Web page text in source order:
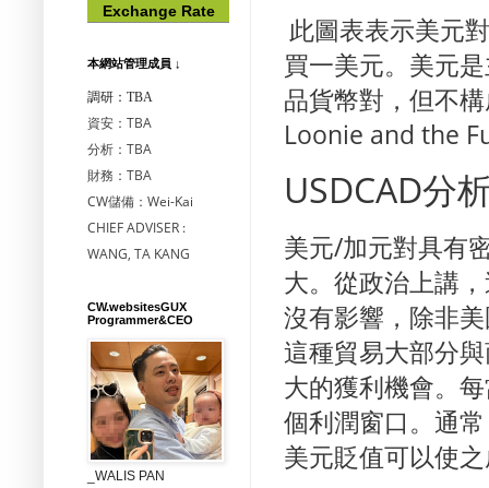
此圖表表示美元
買一美元。 美元
品貨幣對，但不
Loonie and the
USDCAD分
美元/加元對具有
大。 從政治上講
沒有影響，除非
這種貿易大部分
大的獲利機會。
個利潤窗口。 通
美元貶值可以使
Exchange Rate
本網站管理成員 ↓
調研：TBA
資安：TBA
分析：TBA
財務：TBA
CW儲備：Wei-Kai
CHIEF ADVISER :
WANG, TA KANG
CW.websitesGUX
Programmer&CEO
_WALIS PAN